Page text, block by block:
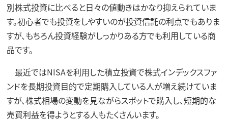
別株式投資に比べると日々の値動きはかなり抑えられていま
す。初心者でも投資をしやすいのが投資信託の利点でもありま
すが、もちろん投資経験がしっかりある方でも利用している商
品です。
最近ではNISAを利用した積立投資で株式インデックスファ
ンドを長期投資目的で定期購入している人が増え続けていま
すが、株式相場の変動を見ながらスポットで購入し、短期的な
売買利益を得ようとする人もたくさんいます。